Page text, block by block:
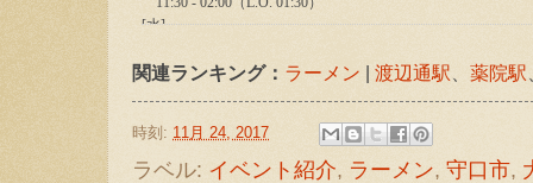
関連ランキング： ラーメン | 渡辺通駅 薬院駅
時刻: 11月 24, 2017
ラベル: イベント紹介, ラーメン, 守口市,